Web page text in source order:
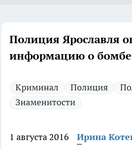
Полиция Ярославля
информацию о бомбе
Криминал Полиция
Знаменитости
1 августа 2016
Ирина